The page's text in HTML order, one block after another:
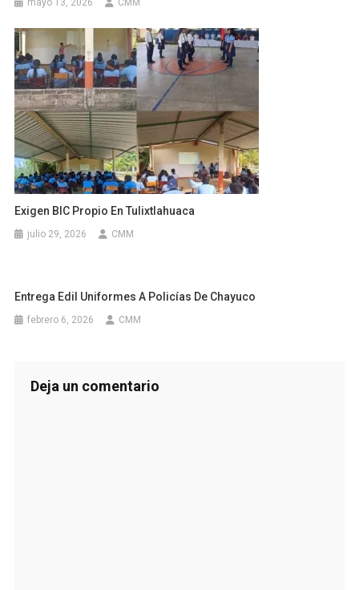
mayo 13, 2026 CMM
Exigen BIC Propio En Tulixtlahuaca
julio 29, 2026 CMM
Entrega Edil Uniformes A Policías De Chayuco
febrero 6, 2026 CMM
Deja un comentario